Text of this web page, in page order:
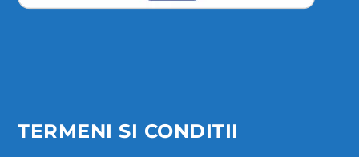
TERMENI SI CONDITII